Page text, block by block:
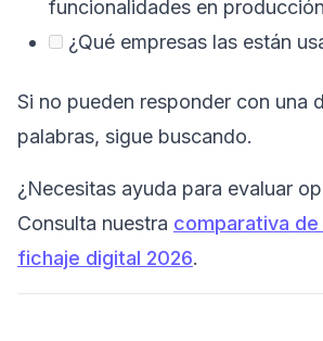
funcionalidades en
¿Qué empresas las están
Si no pueden responder con una
palabras, sigue buscando.
¿Necesitas ayuda para evaluar
Consulta nuestra comparativa
fichaje digital 2026.